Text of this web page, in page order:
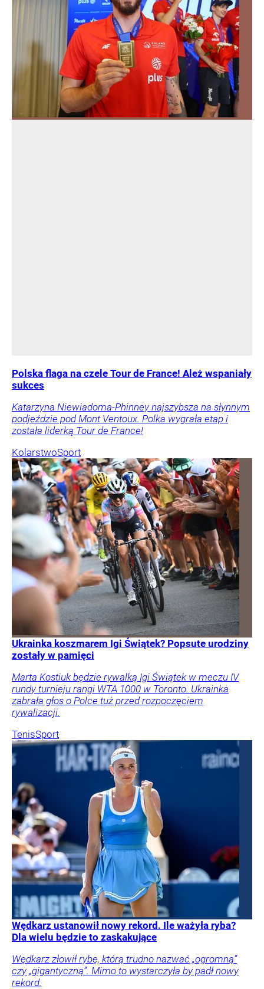
Polska flaga na czele Tour de France! Ależ wspaniały
sukces
Katarzyna Niewiadoma-Phinney najszybsza na słynnym
podjeździe pod Mont Ventoux. Polka wygrała etap i
została liderką Tour de France!
KolarstwoSport
Ukrainka koszmarem Igi Świątek? Popsute urodziny
zostały w pamięci
Marta Kostiuk będzie rywalką Igi Świątek w meczu IV
rundy turnieju rangi WTA 1000 w Toronto. Ukrainka
zabrała głos o Polce tuż przed rozpoczęciem
rywalizacji.
TenisSport
Wędkarz ustanowił nowy rekord. Ile ważyła ryba?
Dla wielu będzie to zaskakujące
Wędkarz złowił rybę, którą trudno nazwać „ogromną”
czy „gigantyczną”. Mimo to wystarczyła by padł nowy
rekord.